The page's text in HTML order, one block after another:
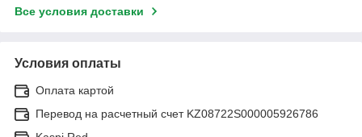
Все условия доставки
Условия оплаты
Оплата картой
Перевод на расчетный счет KZ08722S000005926786